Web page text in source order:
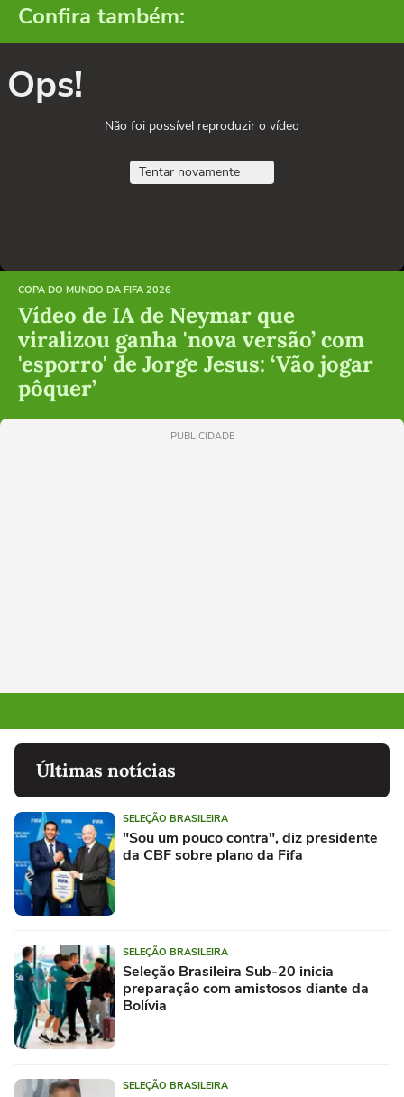
Confira também:
Ops!
Não foi possível reproduzir o vídeo
Tentar novamente
COPA DO MUNDO DA FIFA 2026
Vídeo de IA de Neymar que
viralizou ganha 'nova versão’ com
'esporro' de Jorge Jesus: ‘Vão jogar
pôquer’
PUBLICIDADE
Últimas notícias
SELEÇÃO BRASILEIRA
"Sou um pouco contra", diz presidente
da CBF sobre plano da Fifa
SELEÇÃO BRASILEIRA
Seleção Brasileira Sub-20 inicia
preparação com amistosos diante da
Bolívia
SELEÇÃO BRASILEIRA